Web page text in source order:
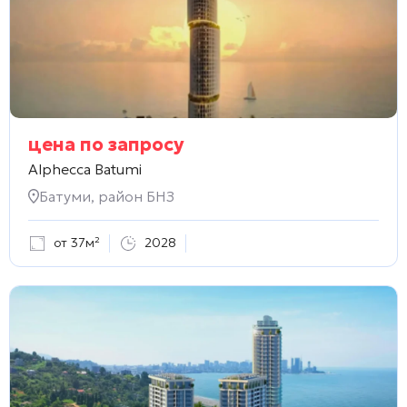
цена по запросу
Alphecca Batumi
Батуми, район БНЗ
от 37м² 2028